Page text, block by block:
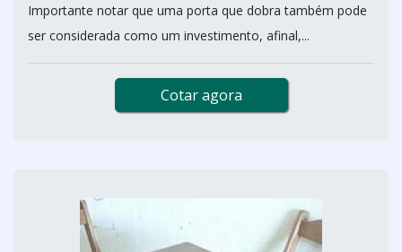
Importante notar que uma porta que dobra também pode
ser considerada como um investimento, afinal,...
Cotar agora